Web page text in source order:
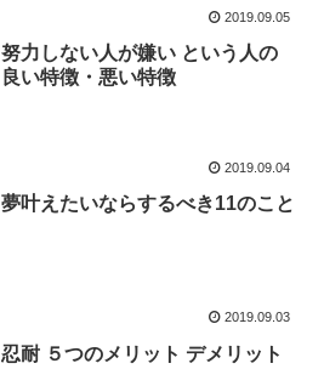
2019.09.05
努力しない人が嫌い という人の
良い特徴・悪い特徴
2019.09.04
夢叶えたいならするべき11のこと
2019.09.03
忍耐 ５つのメリット デメリット